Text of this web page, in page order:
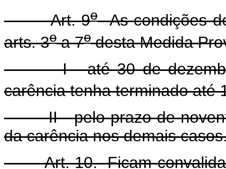
Art. 9oAs condições
arts. 3oa 7odesta Medida
I - até 30 de dezembro
carência tenha terminado até
II - pelo prazo de noventa
da carência nos demais
Art. 10. Ficam